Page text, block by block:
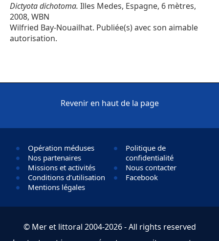
Dictyota dichotoma. Illes Medes, Espagne, 6 mètres,
2008, WBN
Wilfried Bay-Nouailhat. Publiée(s) avec son aimable
autorisation.
Revenir en haut de la page
Opération méduses
Nos partenaires
Missions et activités
Conditions d’utilisation
Mentions légales
Politique de
confidentialité
Nous contacter
Facebook
© Mer et littoral 2004-2026 - All rights reserved